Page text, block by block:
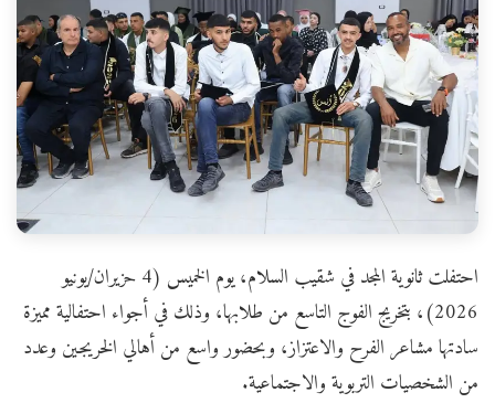
احتفلت ثانوية المجد في شقيب السلام، يوم الخميس (4 حزيران/يونيو
2026)، بتخريج الفوج التاسع من طلابها، وذلك في أجواء احتفالية مميزة
سادتها مشاعر الفرح والاعتزاز، وبحضور واسع من أهالي الخريجين وعدد
من الشخصيات التربوية والاجتماعية.